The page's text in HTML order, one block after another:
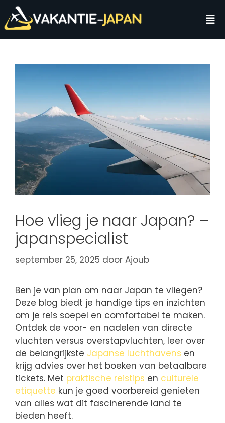
Hoe vlieg je naar Japan? –
japanspecialist
september 25, 2025 door Ajoub
Ben je van plan om naar Japan te vliegen?
Deze blog biedt je handige tips en inzichten
om je reis soepel en comfortabel te maken.
Ontdek de voor- en nadelen van directe
vluchten versus overstapvluchten, leer over
de belangrijkste Japanse luchthavens en
krijg advies over het boeken van betaalbare
tickets. Met praktische reistips en culturele
etiquette kun je goed voorbereid genieten
van alles wat dit fascinerende land te
bieden heeft.